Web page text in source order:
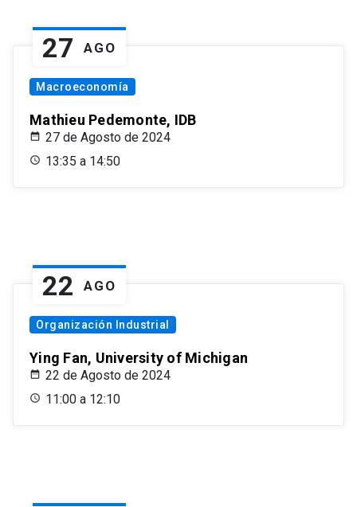
27 AGO
Macroeconomía
Mathieu Pedemonte, IDB
27 de Agosto de 2024
13:35 a 14:50
22 AGO
Organización Industrial
Ying Fan, University of Michigan
22 de Agosto de 2024
11:00 a 12:10